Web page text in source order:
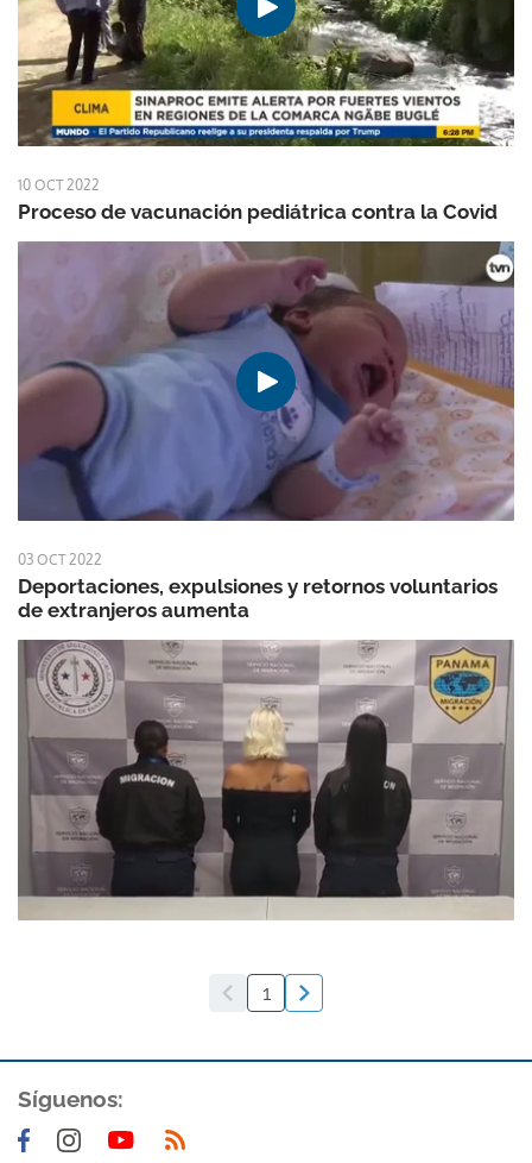
10 OCT 2022
Proceso de vacunación pediátrica contra la Covid
03 OCT 2022
Deportaciones, expulsiones y retornos voluntarios
de extranjeros aumenta
1
Síguenos: